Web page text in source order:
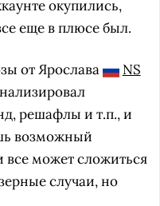
окупились,
еще в плюсе был.
от Ярослава
NS
решафлы и т.п., и
возможный
все может сложиться
случаи, но